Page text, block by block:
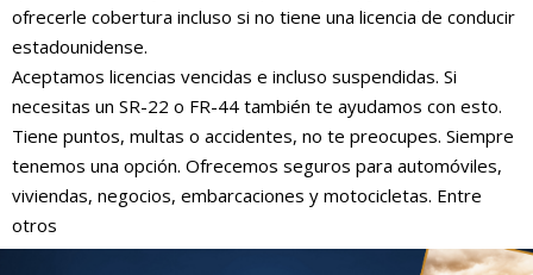
ofrecerle cobertura incluso si no tiene una licencia de conducir
estadounidense.
Aceptamos licencias vencidas e incluso suspendidas. Si
necesitas un SR-22 o FR-44 también te ayudamos con esto.
Tiene puntos, multas o accidentes, no te preocupes. Siempre
tenemos una opción. Ofrecemos seguros para automóviles,
viviendas, negocios, embarcaciones y motocicletas. Entre
otros